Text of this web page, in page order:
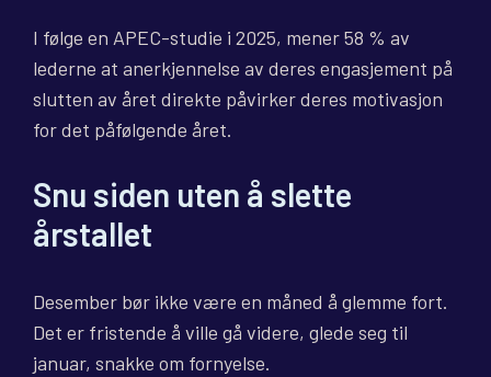
I følge en APEC-studie i 2025, mener 58 % av
lederne at anerkjennelse av deres engasjement på
slutten av året direkte påvirker deres motivasjon
for det påfølgende året.
Snu siden uten å slette
årstallet
Desember bør ikke være en måned å glemme fort.
Det er fristende å ville gå videre, glede seg til
januar, snakke om fornyelse.